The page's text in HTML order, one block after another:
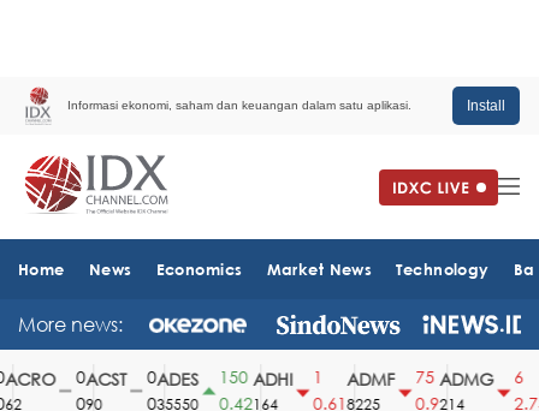
Informasi ekonomi, saham dan keuangan dalam satu aplikasi. Install
Home News Economics Market News Technology
More news:
ACST
90
ADES
35550
150
0.42
ADHI
164
0.61
ADMF
8225
75
0.9
ADMG
214
2.73